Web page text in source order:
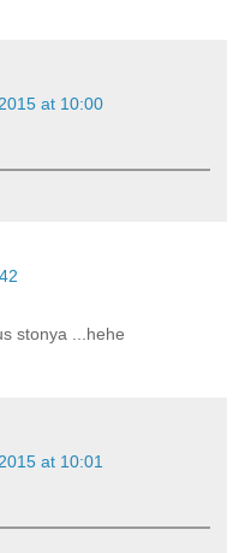
at 10:00
stonya ...hehe
at 10:01